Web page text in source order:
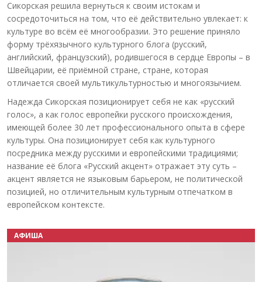
Сикорская решила вернуться к своим истокам и
сосредоточиться на том, что её действительно увлекает: к
культуре во всём её многообразии. Это решение приняло
форму трёхязычного культурного блога (русский,
английский, французский), родившегося в сердце Европы – в
Швейцарии, её приёмной стране, стране, которая
отличается своей мультикультурностью и многоязычием.
Надежда Сикорская позиционирует себя не как «русский
голос», а как голос европейки русского происхождения,
имеющей более 30 лет профессионального опыта в сфере
культуры. Она позиционирует себя как культурного
посредника между русскими и европейскими традициями;
название её блога «Русский акцент» отражает эту суть –
акцент является не языковым барьером, не политической
позицией, но отличительным культурным отпечатком в
европейском контексте.
АФИША